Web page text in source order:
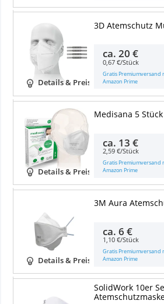
Details & Preise
3D Atemschutz
ca.20 €
0,67 €/Stück
Gratis Premiumversand
Amazon Prime
Details & Preise
Medisana 5 Stück
ca. 13 €
2,59 €/Stück
Gratis Premiumversand
Amazon Prime
Details & Preise
3M Aura
ca.6 €
1,10 €/Stück
Gratis Premiumversand
Amazon Prime
SolidWork 10er